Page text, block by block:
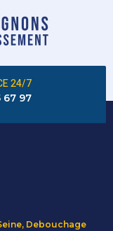
24/7
67 97
, Debouchage